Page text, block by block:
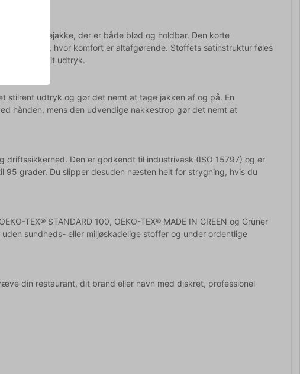
en kokkejakke, der er både blød og holdbar. Den korte
køkkener, hvor komfort er altafgørende. Stoffets satinstruktur føles
professionelt udtryk.
stilrent udtryk og gør det nemt at tage jakken af og på. En
hånden, mens den udvendige nakkestrop gør det nemt at
Den er godkendt til industrivask (ISO 15797) og er
grader. Du slipper desuden næsten helt for strygning, hvis du
TEX® STANDARD 100, OEKO-TEX® MADE IN GREEN og Grüner
sundheds- eller miljøskadelige stoffer og under ordentlige
din restaurant, dit brand eller navn med diskret, professionel